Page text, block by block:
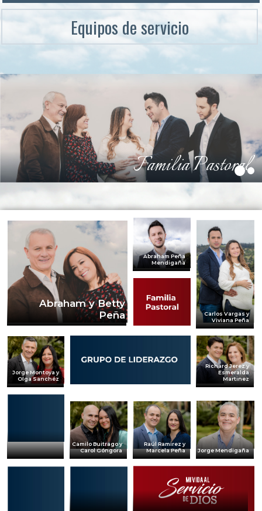
Equipos de servicio
Familia Pastoral
1 2
Abraham y Betty
Peña
Abraham Peña
Mendigaña
Carlos Vargas y
Viviana Peña
Jorge Montoya y
Olga Sanchéz
Richard Jerez y
Esmeralda
Martinez
Camilo Buitrago y
Carol Góngora
Raúl Ramirez y
Marcela Peña
Jorge Mendigaña